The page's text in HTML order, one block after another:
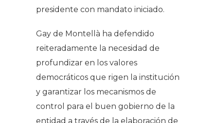
presidente con mandato iniciado.
Gay de Montellà ha defendido
reiteradamente la necesidad de
profundizar en los valores
democráticos que rigen la institución
y garantizar los mecanismos de
control para el buen gobierno de la
entidad a través de la elaboración de